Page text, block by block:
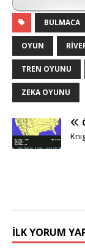
BULMACA
OYUN
TREN OYUNU
ZEKA OYUNU
İLK YORUM